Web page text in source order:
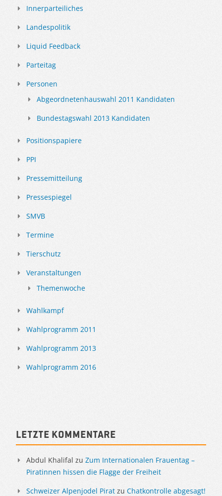
Innerparteiliches
Landespolitik
Liquid Feedback
Parteitag
Personen
Abgeordnetenhauswahl 2011 Kandidaten
Bundestagswahl 2013 Kandidaten
Positionspapiere
PPI
Pressemitteilung
Pressespiegel
SMVB
Termine
Tierschutz
Veranstaltungen
Themenwoche
Wahlkampf
Wahlprogramm 2011
Wahlprogramm 2013
Wahlprogramm 2016
Letzte Kommentare
Abdul Khalifal zu Zum Internationalen Frauentag –
Piratinnen hissen die Flagge der Freiheit
Schweizer Alpenjodel Pirat zu Chatkontrolle abgesagt!